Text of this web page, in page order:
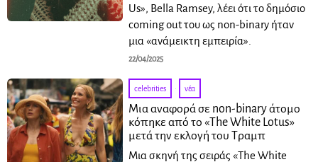
Us», Bella Ramsey, λέει ότι το δημόσιο
coming out του ως non-binary ήταν
μια «ανάμεικτη εμπειρία».
22/04/2025
celebrities · νέα
Μια αναφορά σε non-binary άτομο
κόπηκε από το «The White Lotus»
μετά την εκλογή του Τραμπ
Μια σκηνή της σειράς «The White